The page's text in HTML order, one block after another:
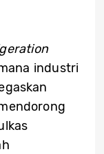
industri